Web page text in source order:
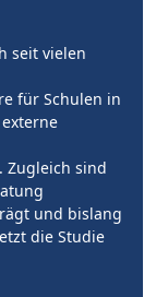
seit vielen
für Schulen in
Zugleich sind
und bislang
die Studie